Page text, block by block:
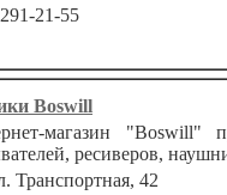
21-55
Boswill
магазин "Boswill"
ресиверов,
Транспортная, 42